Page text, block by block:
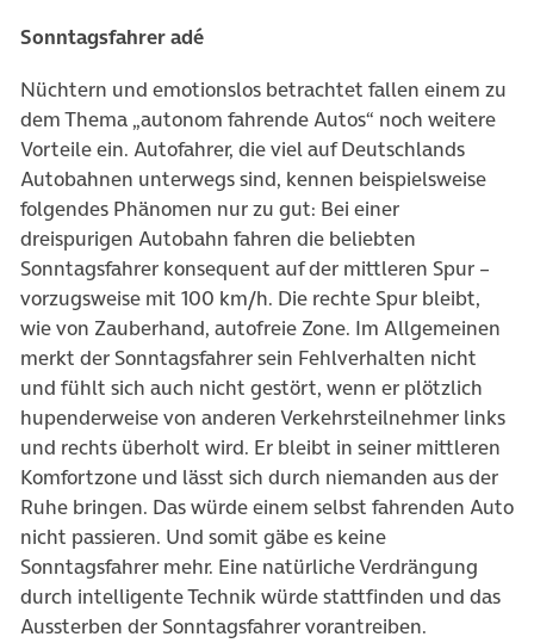
Sonntagsfahrer adé
Nüchtern und emotionslos betrachtet fallen einem zu
dem Thema „autonom fahrende Autos“ noch weitere
Vorteile ein. Autofahrer, die viel auf Deutschlands
Autobahnen unterwegs sind, kennen beispielsweise
folgendes Phänomen nur zu gut: Bei einer
dreispurigen Autobahn fahren die beliebten
Sonntagsfahrer konsequent auf der mittleren Spur –
vorzugsweise mit 100 km/h. Die rechte Spur bleibt,
wie von Zauberhand, autofreie Zone. Im Allgemeinen
merkt der Sonntagsfahrer sein Fehlverhalten nicht
und fühlt sich auch nicht gestört, wenn er plötzlich
hupenderweise von anderen Verkehrsteilnehmer links
und rechts überholt wird. Er bleibt in seiner mittleren
Komfortzone und lässt sich durch niemanden aus der
Ruhe bringen. Das würde einem selbst fahrenden Auto
nicht passieren. Und somit gäbe es keine
Sonntagsfahrer mehr. Eine natürliche Verdrängung
durch intelligente Technik würde stattfinden und das
Aussterben der Sonntagsfahrer vorantreiben.